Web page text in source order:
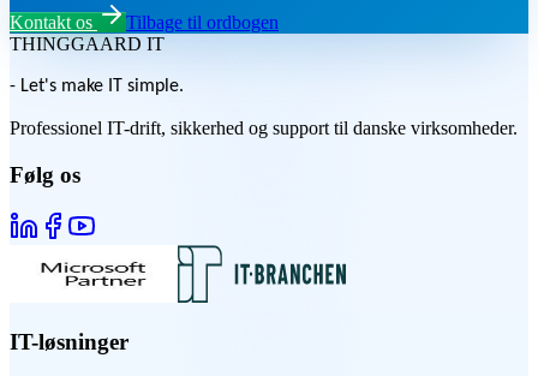
Kontakt os
Tilbage til ordbogen
THINGGAARD IT
- Let's make IT simple.
Professionel IT-drift, sikkerhed og support til danske virksomheder.
Følg os
IT-løsninger